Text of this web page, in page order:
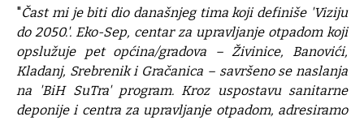
"Čast mi je biti dio današnjeg tima koji definiše 'Viziju
do 2050.'. Eko-Sep, centar za upravljanje otpadom koji
opslužuje pet općina/gradova – Živinice, Banovići,
Kladanj, Srebrenik i Gračanica – savršeno se naslanja
na 'BiH SuTra' program. Kroz uspostavu sanitarne
deponije i centra za upravljanje otpadom, adresiramo